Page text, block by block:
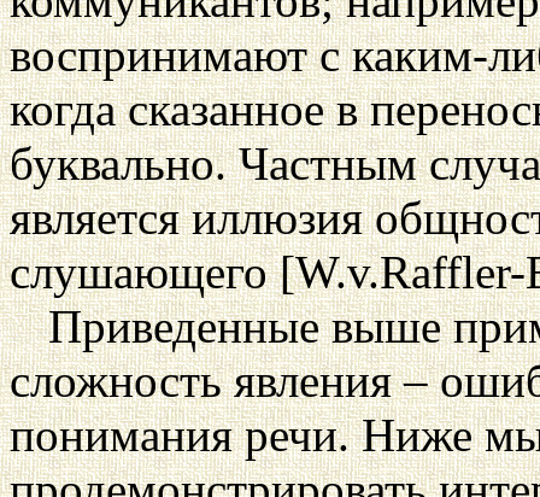
воспринимают с каким-
когда сказанное в
буквально. Частным
является иллюзия
слушающего [W.v.Raffler-
Приведенные выше
сложность явления –
понимания речи. Ниже